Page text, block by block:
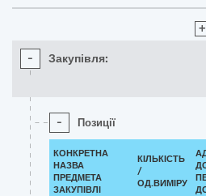
+
- Закупівля:
- Позиції
КОНКРЕТНА
НАЗВА
ПРЕДМЕТА
ЗАКУПІВЛІ
КІЛЬКІСТЬ
/
ОД.ВИМІРУ